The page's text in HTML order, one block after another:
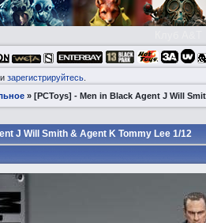
зарегистрируйтесь.
»[PCToys] - Men in Black Agent J Will
J Will Smith & Agent K Tommy Lee 1/12